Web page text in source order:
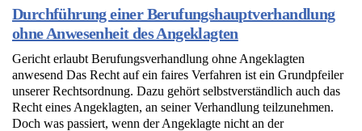
Durchführung einer Berufungshauptverhandlung
ohne Anwesenheit des Angeklagten
Gericht erlaubt Berufungsverhandlung ohne Angeklagten
anwesend Das Recht auf ein faires Verfahren ist ein Grundpfeiler
unserer Rechtsordnung. Dazu gehört selbstverständlich auch das
Recht eines Angeklagten, an seiner Verhandlung teilzunehmen.
Doch was passiert, wenn der Angeklagte nicht an der